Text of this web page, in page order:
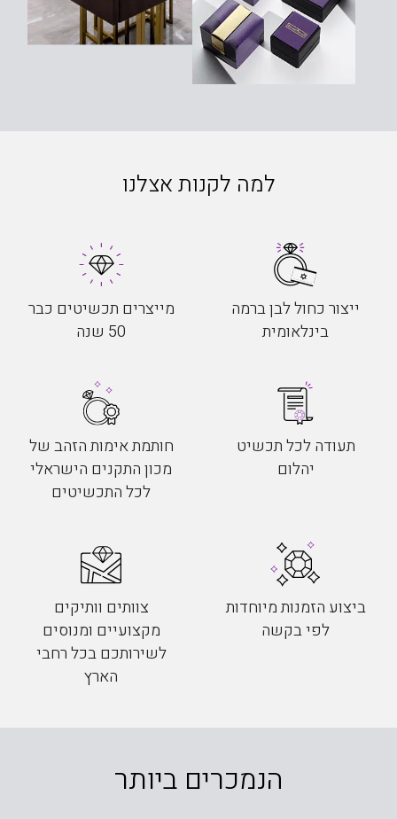
למה לקנות אצלנו
ייצור כחול לבן ברמה
בינלאומית
מייצרים תכשיטים כבר
50 שנה
תעודה לכל תכשיט
יהלום
חותמת אימות הזהב של
מכון התקנים הישראלי
לכל התכשיטים
ביצוע הזמנות מיוחדות
לפי בקשה
צוותים וותיקים
מקצועיים ומנוסים
לשירותכם בכל רחבי
הארץ
הנמכרים ביותר